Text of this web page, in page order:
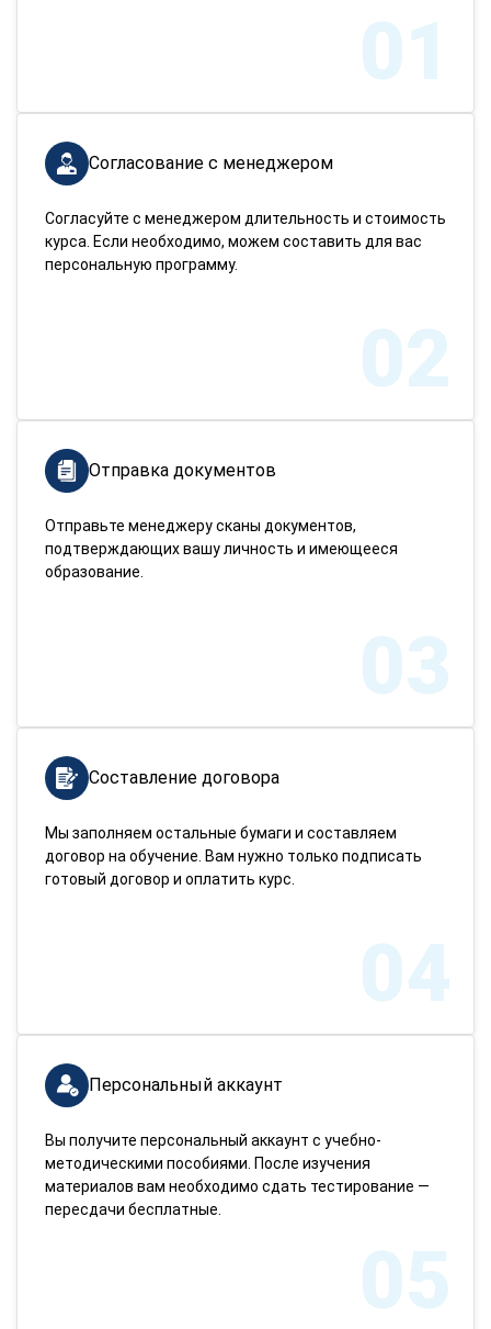
01
Согласование с менеджером
Согласуйте с менеджером длительность и стоимость
курса. Если необходимо, можем составить для вас
персональную программу.
02
Отправка документов
Отправьте менеджеру сканы документов,
подтверждающих вашу личность и имеющееся
образование.
03
Составление договора
Мы заполняем остальные бумаги и составляем
договор на обучение. Вам нужно только подписать
готовый договор и оплатить курс.
04
Персональный аккаунт
Вы получите персональный аккаунт с учебно-
методическими пособиями. После изучения
материалов вам необходимо сдать тестирование —
пересдачи бесплатные.
05